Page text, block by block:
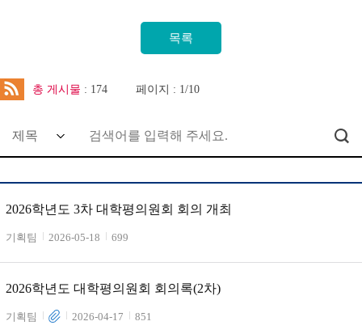
총 게시물 : 174 페이지 : 1/10
2026학년도 3차 대학평의원회 회의 개최
기획팀 2026-05-18 699
2026학년도 대학평의원회 회의록(2차)
기획팀 2026-04-17 851